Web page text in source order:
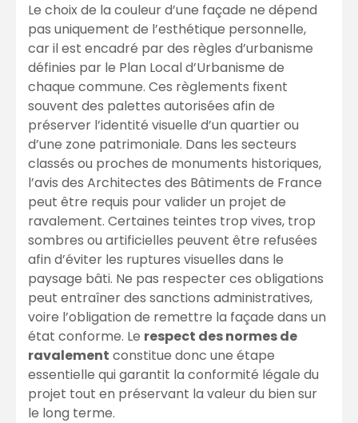
Le choix de la couleur d’une façade ne dépend
pas uniquement de l’esthétique personnelle,
car il est encadré par des règles d’urbanisme
définies par le Plan Local d’Urbanisme de
chaque commune. Ces règlements fixent
souvent des palettes autorisées afin de
préserver l’identité visuelle d’un quartier ou
d’une zone patrimoniale. Dans les secteurs
classés ou proches de monuments historiques,
l’avis des Architectes des Bâtiments de France
peut être requis pour valider un projet de
ravalement. Certaines teintes trop vives, trop
sombres ou artificielles peuvent être refusées
afin d’éviter les ruptures visuelles dans le
paysage bâti. Ne pas respecter ces obligations
peut entraîner des sanctions administratives,
voire l’obligation de remettre la façade dans un
état conforme. Le respect des normes de
ravalement constitue donc une étape
essentielle qui garantit la conformité légale du
projet tout en préservant la valeur du bien sur
le long terme.